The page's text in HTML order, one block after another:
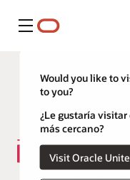
Menú
Would you like to
to you?
¿Le gustaría
más cercano?
Visit